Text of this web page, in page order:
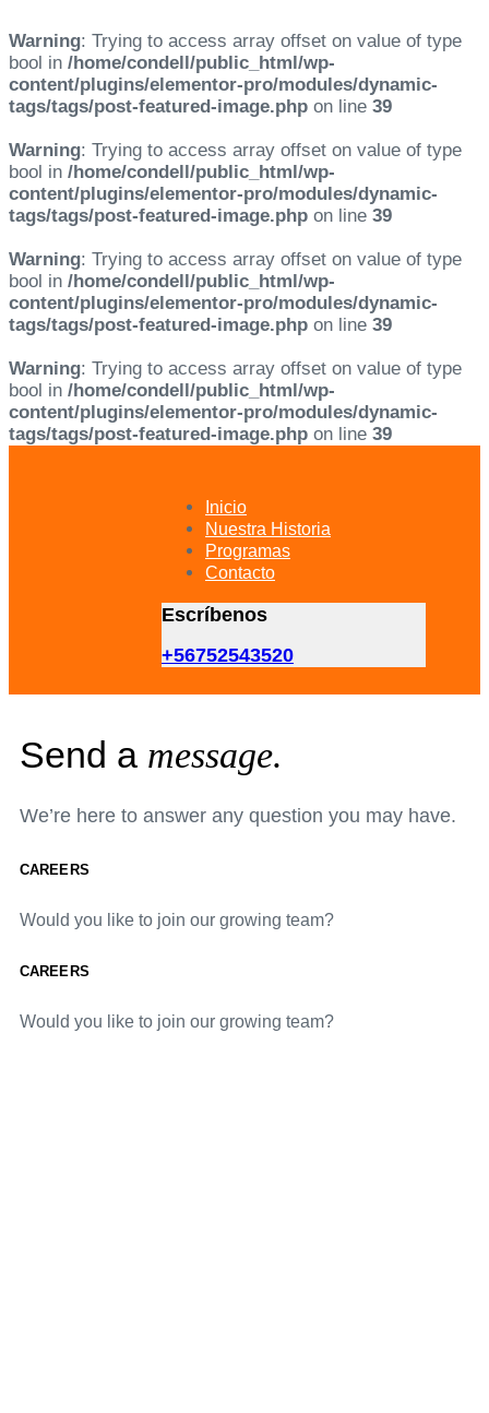
Warning: Trying to access array offset on value of type
bool in /home/condell/public_html/wp-
content/plugins/elementor-pro/modules/dynamic-
tags/tags/post-featured-image.php on line 39
Warning: Trying to access array offset on value of type
bool in /home/condell/public_html/wp-
content/plugins/elementor-pro/modules/dynamic-
tags/tags/post-featured-image.php on line 39
Warning: Trying to access array offset on value of type
bool in /home/condell/public_html/wp-
content/plugins/elementor-pro/modules/dynamic-
tags/tags/post-featured-image.php on line 39
Warning: Trying to access array offset on value of type
bool in /home/condell/public_html/wp-
content/plugins/elementor-pro/modules/dynamic-
tags/tags/post-featured-image.php on line 39
Inicio
Nuestra Historia
Programas
Contacto
Escríbenos
+56752543520
Send a message.
We’re here to answer any question you may have.
CAREERS
Would you like to join our growing team?
CAREERS
Would you like to join our growing team?